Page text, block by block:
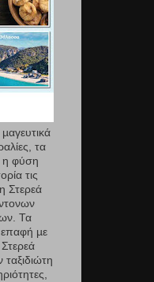
τα
η φύση
τις
Στερεά
Τα
επαφή µε